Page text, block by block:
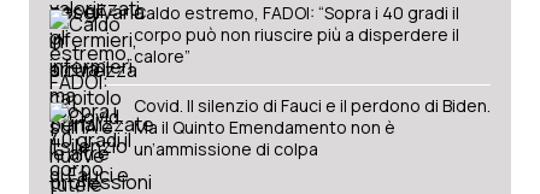
Caldo estremo, FADOI: “Sopra i 40 gradi il
corpo può non riuscire più a disperdere il
calore”
Covid. Il silenzio di Fauci e il perdono di Biden.
Ma il Quinto Emendamento non è
un’ammissione di colpa